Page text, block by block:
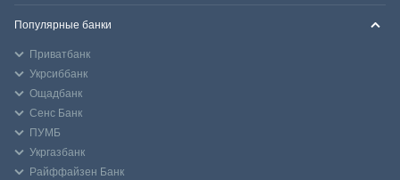
Популярные банки
Приватбанк
Укрсиббанк
Ощадбанк
Сенс Банк
ПУМБ
Укргазбанк
Райффайзен Банк